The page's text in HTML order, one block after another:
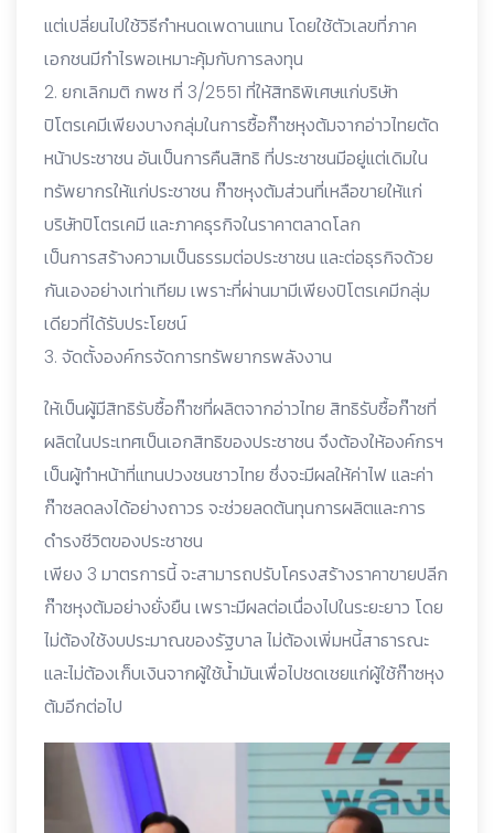
แต่เปลี่ยนไปใช้วิธีกำหนดเพดานแทน โดยใช้ตัวเลขที่ภาค
เอกชนมีกำไรพอเหมาะคุ้มกับการลงทุน
2. ยกเลิกมติ กพช ที่ 3/2551 ที่ให้สิทธิพิเศษแก่บริษัท
ปิโตรเคมีเพียงบางกลุ่มในการซื้อก๊าซหุงต้มจากอ่าวไทยตัด
หน้าประชาชน อันเป็นการคืนสิทธิ ที่ประชาชนมีอยู่แต่เดิมใน
ทรัพยากรให้แก่ประชาชน ก๊าซหุงต้มส่วนที่เหลือขายให้แก่
บริษัทปิโตรเคมี และภาคธุรกิจในราคาตลาดโลก
เป็นการสร้างความเป็นธรรมต่อประชาชน และต่อธุรกิจด้วย
กันเองอย่างเท่าเทียม เพราะที่ผ่านมามีเพียงปิโตรเคมีกลุ่ม
เดียวที่ได้รับประโยชน์
3. จัดตั้งองค์กรจัดการทรัพยากรพลังงาน
ให้เป็นผู้มีสิทธิรับซื้อก๊าซที่ผลิตจากอ่าวไทย สิทธิรับซื้อก๊าซที่
ผลิตในประเทศเป็นเอกสิทธิของประชาชน จึงต้องให้องค์กรฯ
เป็นผู้ทำหน้าที่แทนปวงชนชาวไทย ซึ่งจะมีผลให้ค่าไฟ และค่า
ก๊าซลดลงได้อย่างถาวร จะช่วยลดต้นทุนการผลิตและการ
ดำรงชีวิตของประชาชน
เพียง 3 มาตรการนี้ จะสามารถปรับโครงสร้างราคาขายปลีก
ก๊าซหุงต้มอย่างยั่งยืน เพราะมีผลต่อเนื่องไปในระยะยาว โดย
ไม่ต้องใช้งบประมาณของรัฐบาล ไม่ต้องเพิ่มหนี้สาธารณะ
และไม่ต้องเก็บเงินจากผู้ใช้น้ำมันเพื่อไปชดเชยแก่ผู้ใช้ก๊าซหุง
ต้มอีกต่อไป